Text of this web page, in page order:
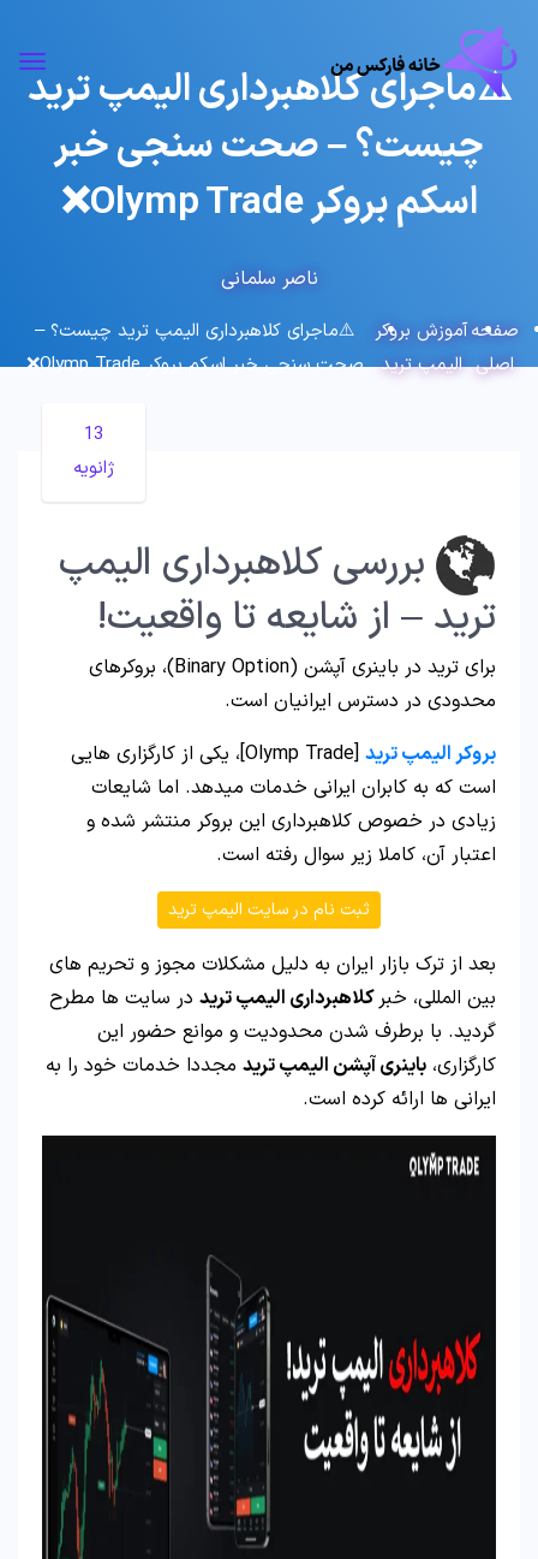
⚠️ماجرای کلاهبرداری الیمپ ترید
چیست؟ – صحت سنجی خبر
اسکم بروکر Olymp Trade❌
ناصر سلمانی
صفحه
اصلی
آموزش بروکر
الیمپ ترید
⚠️ماجرای کلاهبرداری الیمپ ترید چیست؟ –
صحت سنجی خبر اسکم بروکر Olymp Trade❌
13
ژانویه
بررسی کلاهبرداری الیمپ
ترید – از شایعه تا واقعیت!
برای ترید در باینری آپشن (Binary Option)، بروکرهای
محدودی در دسترس ایرانیان است.
بروکر الیمپ ترید
[Olymp Trade]، یکی از کارگزاری هایی
است که به کابران ایرانی خدمات میدهد. اما شایعات
زیادی در خصوص کلاهبرداری این بروکر منتشر شده و
اعتبار آن، کاملا زیر سوال رفته است.
ثبت نام در سایت الیمپ ترید
بعد از ترک بازار ایران به دلیل مشکلات مجوز و تحریم های
بین المللی، خبرکلاهبرداری الیمپ ترید در سایت ها مطرح
گردید. با برطرف شدن محدودیت و موانع حضور این
کارگزاری، باینری آپشن الیمپ ترید مجددا خدمات خود را به
ایرانی ها ارائه کرده است.